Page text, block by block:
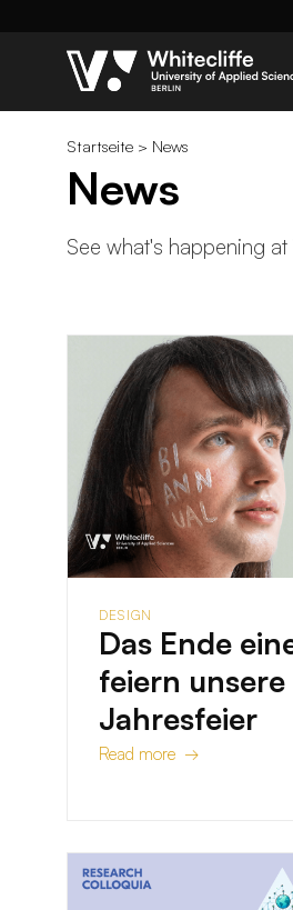
Startseite > News
News
See what's happening
DESIGN
Das Ende
feiern unsere
Jahresfeier
Read more →